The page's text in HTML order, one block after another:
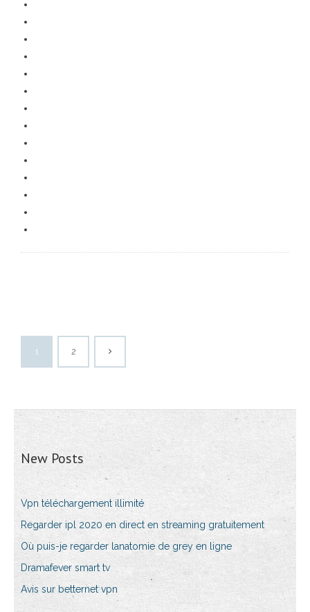
1 2
New Posts
Vpn téléchargement illimité
Regarder ipl 2020 en direct en streaming gratuitement
Où puis-je regarder lanatomie de grey en ligne
Dramafever smart tv
Avis sur betternet vpn